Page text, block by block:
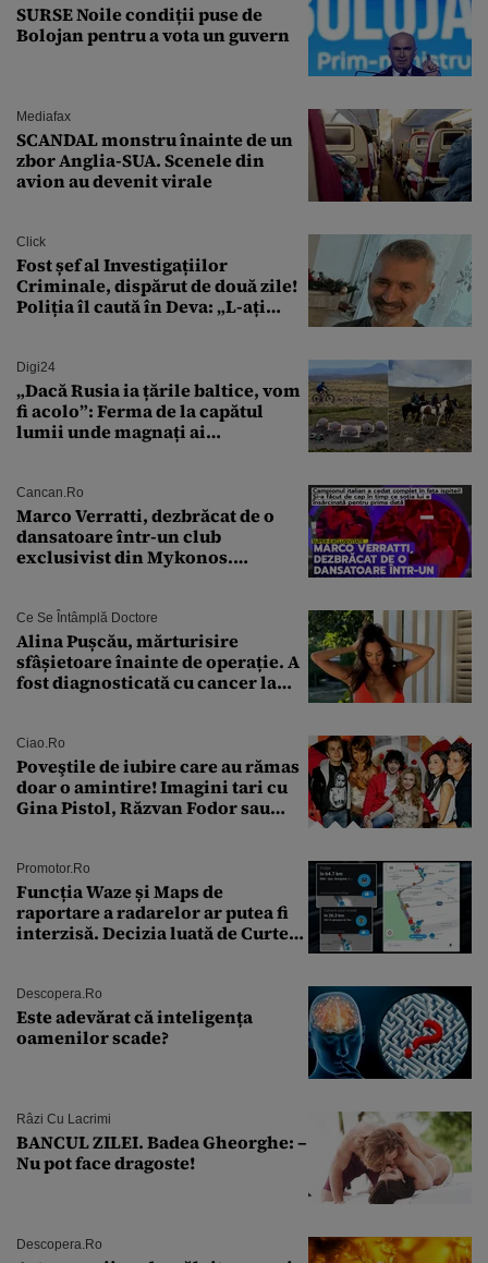
SURSE Noile condiții puse de
Bolojan pentru a vota un guvern
Mediafax
SCANDAL monstru înainte de un
zbor Anglia-SUA. Scenele din
avion au devenit virale
Click
Fost șef al Investigațiilor
Criminale, dispărut de două zile!
Poliția îl caută în Deva: „L-ați
Digi24
„Dacă Rusia ia țările baltice, vom
fi acolo”: Ferma de la capătul
lumii unde magnați ai
Cancan.ro
Marco Verratti, dezbrăcat de o
dansatoare într-un club
exclusivist din Mykonos.
Ce Se Întâmplă Doctore
Alina Pușcău, mărturisire
sfâșietoare înainte de operație. A
fost diagnosticată cu cancer la
îmi salvez viața”
Ciao.ro
Poveştile de iubire care au rămas
doar o amintire! Imagini tari cu
Gina Pistol, Răzvan Fodor sau
Promotor.ro
Funcția Waze și Maps de
raportare a radarelor ar putea fi
interzisă. Decizia luată de Curtea
Descopera.ro
Este adevărat că inteligența
oamenilor scade?
Râzi Cu Lacrimi
BANCUL ZILEI. Badea Gheorghe: –
Nu pot face dragoste!
Descopera.ro